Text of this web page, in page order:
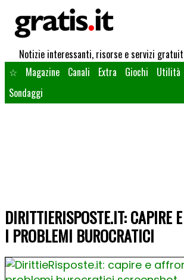
Notizie interessanti, risorse e servizi
☆
Magazine Canali Extra Giochi Utilità
Sondaggi
DIRITTIERISPOSTE.IT: CAPIRE
I PROBLEMI BUROCRATICI